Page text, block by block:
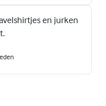
en jurken